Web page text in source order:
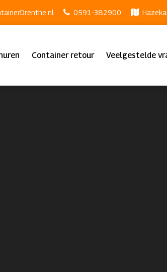
0591-382900
Container retour Veelgestelde